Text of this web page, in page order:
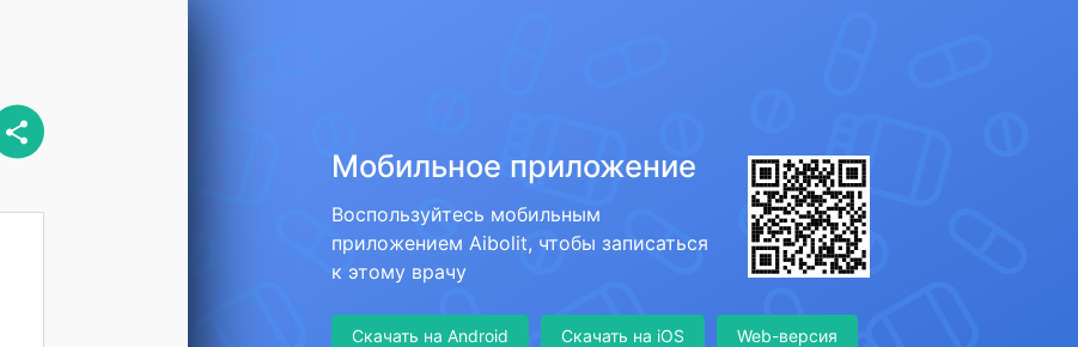
Мобильное приложение
Воспользуйтесь мобильным
приложением Aibolit, чтобы записаться
к этому врачу
Скачать на Android Скачать на iOS Web-версия